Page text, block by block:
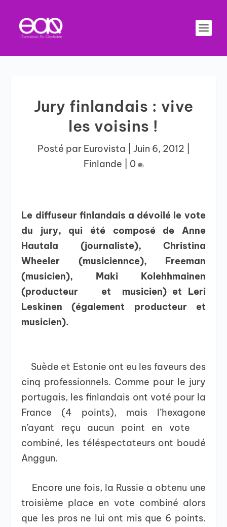
Jury finlandais : vive
les voisins !
Posté par Eurovista Juin 6, 2012
Finlande
0
Le diffuseur finlandais a dévoilé le vote
du jury, qui été composé de Anne
Hautala (journaliste), Christina
Wheeler (musiciennce), Freeman
(musicien), Maki Kolehhmainen
(producteur et musicien) et Leri
Leskinen (également producteur et
musicien).
Suède et Estonie ont eu les faveurs des
cinq professionnels. Comme pour le jury
portugais, les finlandais ont voté pour la
France (4 points), mais l’hexagone
n’ayant reçu aucun point en vote
combiné, les téléspectateurs ont boudé
Anggun.
Encore une fois, la Russie a obtenu une
troisième place en vote combiné alors
que les pros ne lui ont mis que 6 points.